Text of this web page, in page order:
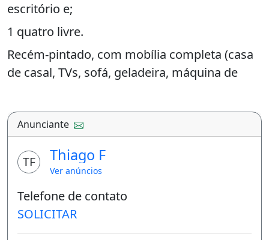
escritório e;
1 quatro livre.
Recém-pintado, com mobília completa (casa
de casal, TVs, sofá, geladeira, máquina de
entrar e morar.
Bem localizado, próximo ao shopping,
supermercados, faculdades e ´órgãos
públicos federais e estaduais.
Vaga rotativa de estacionamento
R$2100 (dois mil e cem reais) com
condomínio incluso.
Anunciante
TF Thiago F
Ver anúncios
Telefone de contato
SOLICITAR